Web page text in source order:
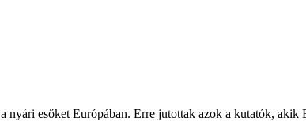
nyári esőket Európában. Erre jutottak azok a kutatók, akik